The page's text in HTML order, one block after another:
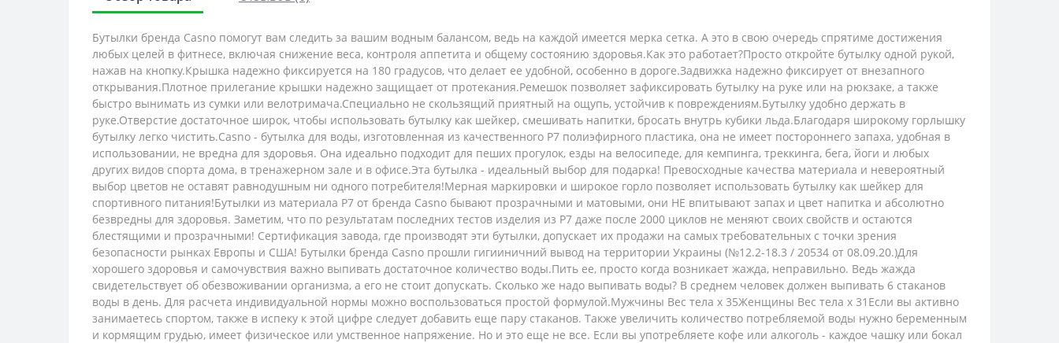
Бутылки бренда Casno помогут вам следить за вашим водным балансом, ведь на каждой имеется мерка сетка. А это в свою очередь спрятиме достижения
любых целей в фитнесе, включая снижение веса, контроля аппетита и общему состоянию здоровья.Как это работает?Просто откройте бутылку одной рукой,
нажав на кнопку.Крышка надежно фиксируется на 180 градусов, что делает ее удобной, особенно в дороге.Задвижка надежно фиксирует от внезапного
открывания.Плотное прилегание крышки надежно защищает от протекания.Ремешок позволяет зафиксировать бутылку на руке или на рюкзаке, а также
быстро вынимать из сумки или велотримача.Специально не скользящий приятный на ощупь, устойчив к повреждениям.Бутылку удобно держать в
руке.Отверстие достаточное широк, чтобы использовать бутылку как шейкер, смешивать напитки, бросать внутрь кубики льда.Благодаря широкому горлышку
бутылку легко чистить.Casno - бутылка для воды, изготовленная из качественного Р7 полиэфирного пластика, она не имеет постороннего запаха, удобная в
использовании, не вредна для здоровья. Она идеально подходит для пеших прогулок, езды на велосипеде, для кемпинга, треккинга, бега, йоги и любых
других видов спорта дома, в тренажерном зале и в офисе.Эта бутылка - идеальный выбор для подарка! Превосходные качества материала и невероятный
выбор цветов не оставят равнодушным ни одного потребителя!Мерная маркировки и широкое горло позволяет использовать бутылку как шейкер для
спортивного питания!Бутылки из материала P7 от бренда Casno бывают прозрачными и матовыми, они НЕ впитывают запах и цвет напитка и абсолютно
безвредны для здоровья. Заметим, что по результатам последних тестов изделия из Р7 даже после 2000 циклов не меняют своих свойств и остаются
блестящими и прозрачными! Сертификация завода, где производят эти бутылки, допускает их продажи на самых требовательных с точки зрения
безопасности рынках Европы и США! Бутылки бренда Casno прошли гигииничний вывод на территории Украины (№12.2-18.3 / 20534 от 08.09.20.)Для
хорошего здоровья и самочувствия важно выпивать достаточное количество воды.Пить ее, просто когда возникает жажда, неправильно. Ведь жажда
свидетельствует об обезвоживании организма, а его не стоит допускать. Сколько же надо выпивать воды? В среднем человек должен выпивать 6 стаканов
воды в день. Для расчета индивидуальной нормы можно воспользоваться простой формулой.Мужчины Вес тела х 35Женщины Вес тела х 31Если вы активно
занимаетесь спортом, также в испеку к этой цифре следует добавить еще пару стаканов. Также увеличить количество потребляемой воды нужно беременным
и кормящим грудью, имеет физическое или умственное напряжение. Но и это еще не все. Если вы употребляете кофе или алкоголь - каждое чашку или бокал